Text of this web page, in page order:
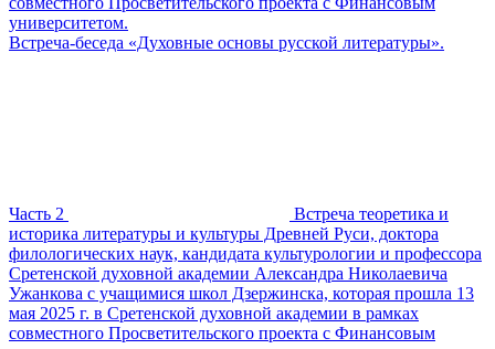
университетом.
Встреча-беседа «Духовные основы русской литературы».
Часть 2
Встреча теоретика и
историка литературы и культуры Древней Руси, доктора
филологических наук, кандидата культурологии и профессора
Сретенской духовной академии Александра Николаевича
Ужанкова с учащимися школ Дзержинска, которая прошла 13
мая 2025 г. в Сретенской духовной академии в рамках
совместного Просветительского проекта с Финансовым